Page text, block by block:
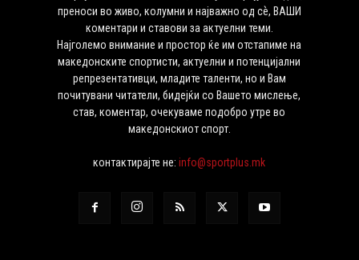
преноси во живо, колумни и најважно од сѐ, ВАШИ
коментари и ставови за актуелни теми.
Најголемо внимание и простор ќе им отстапиме на
македонските спортисти, актуелни и потенцијални
репрезентативци, младите таленти, но и Вам
почитувани читатели, бидејќи со Вашето мислење,
став, коментар, очекуваме подобро утре во
македонскиот спорт.
контактирајте не:info@sportplus.mk